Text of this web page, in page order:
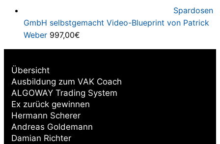
Spardosen
GmbH selbstgemacht Video-Blueprint von Patrick
Weber 997,00€
Übersicht
Ausbildung zum VAK Coach
ALGOWAY Trading System
Ex zurück gewinnen
Hermann Scherer
Andreas Goldemann
Damian Richter